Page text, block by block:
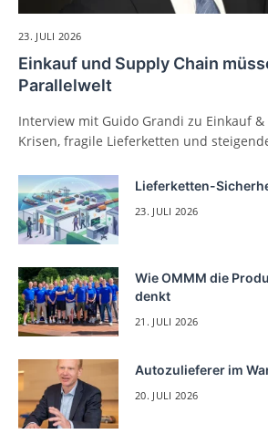
23. JULI 2026
Einkauf und Supply Chain
Parallelwelt
Interview mit Guido Grandi zu Einkauf &
Krisen, fragile Lieferketten und
Lieferketten-
23. JULI 2026
Wie OMMM die
denkt
21. JULI 2026
Autozulieferer im
20. JULI 2026